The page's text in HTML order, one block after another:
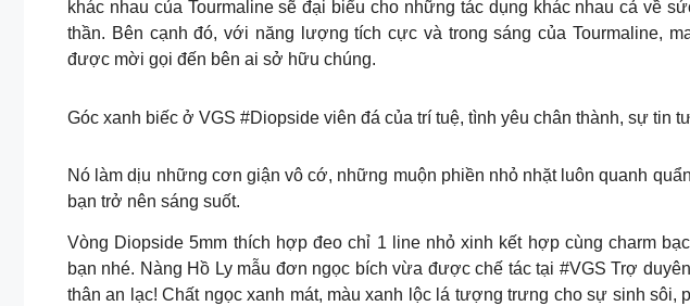
khác nhau của Tourmaline sẽ đại biểu cho những tác dụng khác nhau cả về
thần. Bên cạnh đó, với năng lượng tích cực và trong sáng của Tourmaline,
được mời gọi đến bên ai sở hữu chúng.
Góc xanh biếc ở VGS #Diopside viên đá của trí tuệ, tình yêu chân thành, sự tin
Nó làm dịu những cơn giận vô cớ, những muộn phiền nhỏ nhặt luôn quanh
bạn trở nên sáng suốt.
Vòng Diopside 5mm thích hợp đeo chỉ 1 line nhỏ xinh kết hợp cùng charm
bạn nhé. Nàng Hồ Ly mẫu đơn ngọc bích vừa được chế tác tại #VGS Trợ
thân an lạc! Chất ngọc xanh mát, màu xanh lộc lá tượng trưng cho sự sinh sôi,